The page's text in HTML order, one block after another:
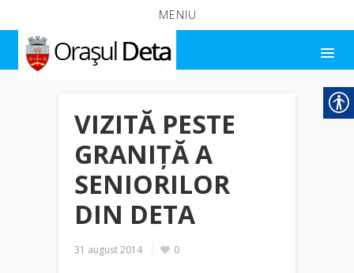
MENIU
VIZITĂ PESTE
GRANIŢĂ A
SENIORILOR
DIN DETA
31 august 2014 0